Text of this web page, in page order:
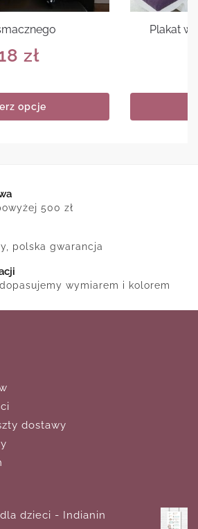
zł
opcje
Plakat w
500 zł
polska gwarancja
wymiarem i kolorem
dostawy
dzieci - Indianin